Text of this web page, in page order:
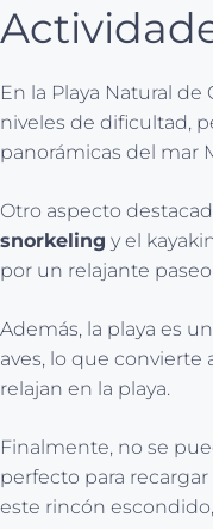
En la Playa Natural
niveles de dificultad,
panorámicas del mar
Otro aspecto
snorkeling y el
por un relajante
Además, la playa es
aves, lo que convierte
relajan en la playa.
Finalmente, no se
perfecto para
este rincón